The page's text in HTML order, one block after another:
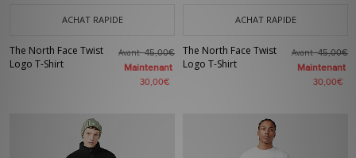
ACHAT RAPIDE
The North Face Twist
Logo T-Shirt
Avant45,00€
Maintenant
30,00€
ACHAT RAPIDE
The North Face Twist
Logo T-Shirt
Avant45,00€
Maintenant
30,00€